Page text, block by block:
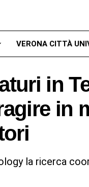
VERONA CITTÀ
in
in
la ricerca